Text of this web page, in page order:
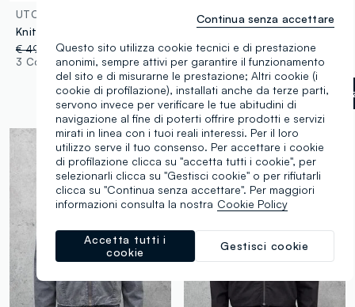
UTOPJA
€ 49,95
-50%€ 24,97
3 Colori
UTOPJA
Knit Ribbed Hoodie White
€ 49,95 -50%€ 24,97
3 Colori
Bianco panna
Questo sito utilizza cookie tecnici e di prestazione
anonimi, sempre attivi per garantire il funzionamento
del sito e di misurarne le prestazione; Altri cookie (i
cookie di profilazione), installati anche da terze parti,
servono invece per verificare le tue abitudini di
navigazione al fine di poterti offrire prodotti e servizi
mirati in linea con i tuoi reali interessi. Per il loro
utilizzo serve il tuo consenso. Per accettare i cookie
di profilazione clicca su "accetta tutti i cookie", per
selezionarli clicca su "Gestisci cookie" o per rifiutarli
clicca su "Continua senza accettare". Per maggiori
informazioni consulta la nostra Cookie Policy
Gestisci cookie
Accetta tutti i
cookie
Continua senza accettare